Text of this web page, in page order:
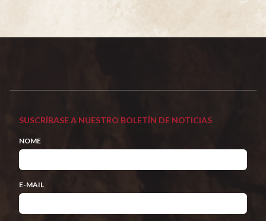
SUSCRÍBASE A NUESTRO BOLETÍN DE NOTICIAS
NOME
E-MAIL